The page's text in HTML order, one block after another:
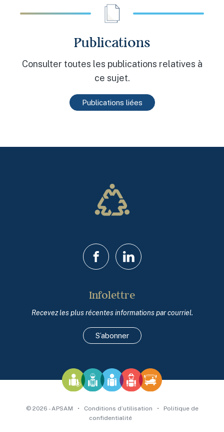
Publications
Consulter toutes les publications relatives à
ce sujet.
Publications liées
FacebookLinkedIn
Infolettre
Recevez les plus récentes informations par courriel.
S’abonner
© 2026 - APSAM • Conditions d’utilisation •
Politique de
confidentialité